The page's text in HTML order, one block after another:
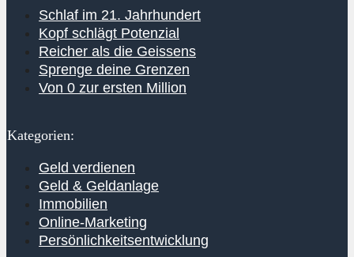
Schlaf im 21. Jahrhundert
Kopf schlägt Potenzial
Reicher als die Geissens
Sprenge deine Grenzen
Von 0 zur ersten Million
Kategorien:
Geld verdienen
Geld & Geldanlage
Immobilien
Online-Marketing
Persönlichkeitsentwicklung